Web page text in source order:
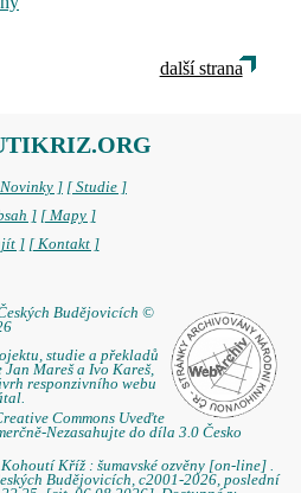
další strana
] [ Studie ]
] [ Mapy ]
] [ Kontakt ]
Budějovicích ©
studie a překladů
Jan Mareš a Ivo Kareš,
responzivního webu
Commons Uveďte
Nezasahujte do díla 3.0 Česko
Kříž : šumavské ozvěny [on-line] .
Budějovicích, c2001-2026, poslední